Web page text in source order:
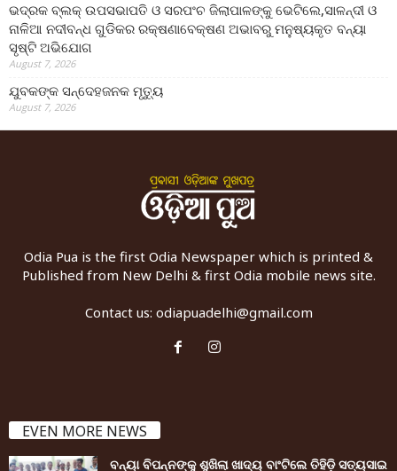
ଭଦ୍ରକ ବ୍ଲକ୍ ଉପସଭାପତି ଓ ସରପଂଚ ଜିଲାପାଳଙ୍କୁ ଭେଟିଲେ,ସାଳନ୍ଦୀ ଓ
ନାଳିଆ ନଦୀବନ୍ଧ ଗୁଡିକର ରକ୍ଷଣାବେକ୍ଷଣ ଅଭାବରୁ ମନୁଷ୍ୟକୃତ ବନ୍ୟା
ସୃଷ୍ଟି ଅଭିଯୋଗ
August 7, 2026
ଯୁବକଙ୍କ ସନ୍ଦେହଜନକ ମୃତ୍ୟୁ
August 7, 2026
Odia Pua is the first Odia Newspaper which is printed &
Published from New Delhi & first Odia mobile news site.
Contact us: odiapuadelhi@gmail.com
EVEN MORE NEWS
ବନ୍ୟା ବିପନ୍ନଙ୍କୁ ଶୁଖିଲା ଖାଦ୍ୟ ବାଂଟିଲେ ତିହିଡି଼ ସତ୍ୟସାଇ